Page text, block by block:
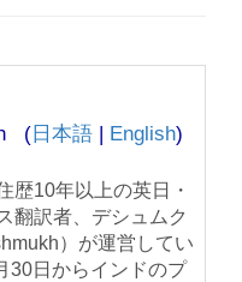
( 日本語 English)
歴10年以上の英日・
翻訳者、デシュムク
）が運営してい
30日からインドのプ